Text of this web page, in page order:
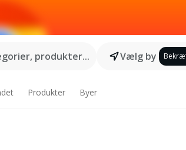
produkter...
Vælg by
Produkter Byer